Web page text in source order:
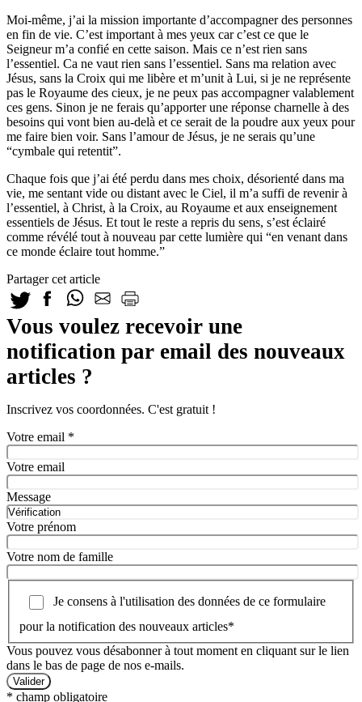
Moi-même, j’ai la mission importante d’accompagner des personnes
en fin de vie. C’est important à mes yeux car c’est ce que le
Seigneur m’a confié en cette saison. Mais ce n’est rien sans
l’essentiel. Ca ne vaut rien sans l’essentiel. Sans ma relation avec
Jésus, sans la Croix qui me libère et m’unit à Lui, si je ne représente
pas le Royaume des cieux, je ne peux pas accompagner valablement
ces gens. Sinon je ne ferais qu’apporter une réponse charnelle à des
besoins qui vont bien au-delà et ce serait de la poudre aux yeux pour
me faire bien voir. Sans l’amour de Jésus, je ne serais qu’une
“cymbale qui retentit”.
Chaque fois que j’ai été perdu dans mes choix, désorienté dans ma
vie, me sentant vide ou distant avec le Ciel, il m’a suffi de revenir à
l’essentiel, à Christ, à la Croix, au Royaume et aux enseignement
essentiels de Jésus. Et tout le reste a repris du sens, s’est éclairé
comme révélé tout à nouveau par cette lumière qui “en venant dans
ce monde éclaire tout homme.”
Partager cet article
Vous voulez recevoir une
notification par email des nouveaux
articles ?
Inscrivez vos coordonnées. C'est gratuit !
Votre email *
Votre email
Message
Votre prénom
Votre nom de famille
Je consens à l'utilisation des données de ce formulaire
pour la notification des nouveaux articles*
Vous pouvez vous désabonner à tout moment en cliquant sur le lien
dans le bas de page de nos e-mails.
* champ obligatoire